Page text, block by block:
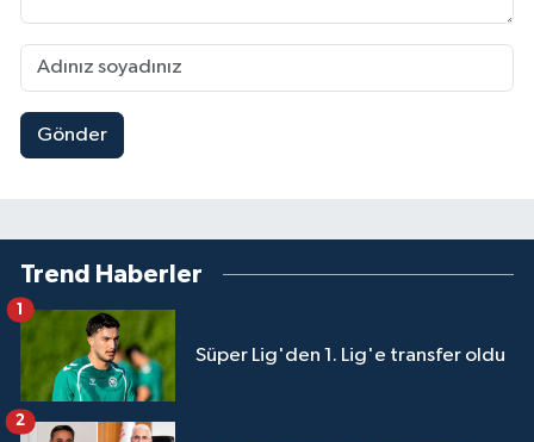
Gönder
Trend Haberler
Süper Lig'den 1. Lig'e transfer oldu
1
2